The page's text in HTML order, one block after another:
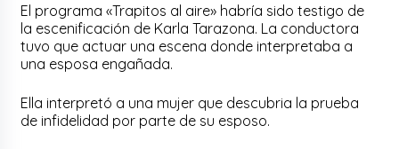
El programa «Trapitos al aire» habría sido testigo de
la escenificación de Karla Tarazona. La conductora
tuvo que actuar una escena donde interpretaba a
una esposa engañada.
Ella interpretó a una mujer que descubria la prueba
de infidelidad por parte de su esposo.